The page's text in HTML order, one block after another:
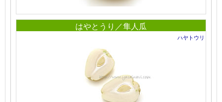
はやとうり／隼人瓜
ハヤトウリ